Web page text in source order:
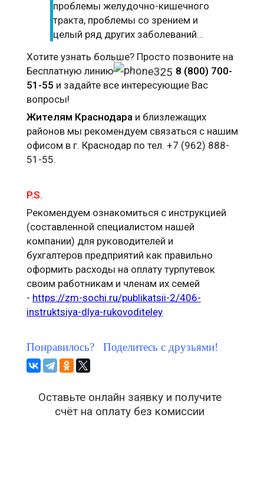
проблемы желудочно-кишечного
тракта, проблемы со зрением и
целый ряд других заболеваний…
Хотите узнать больше? Просто позвоните на
Бесплатную линию
8 (800) 700-
51-55 и задайте все интересующие Вас
вопросы!
Жителям Краснодара и близлежащих
районов мы рекомендуем связаться с нашим
офисом в г. Краснодар по тел. +7 (962) 888-
51-55.
P.S.
Рекомендуем ознакомиться с инструкцией
(составленной специалистом нашей
компании) для руководителей и
бухгалтеров предприятий как правильно
оформить расходы на оплату турпутевок
своим работникам и членам их семей
- https://zm-sochi.ru/publikatsii-2/406-
instruktsiya-dlya-rukovoditeley
Понравилось? Поделитесь с друзьями!
Оставьте онлайн заявку и получите
счёт на оплату без комиссии